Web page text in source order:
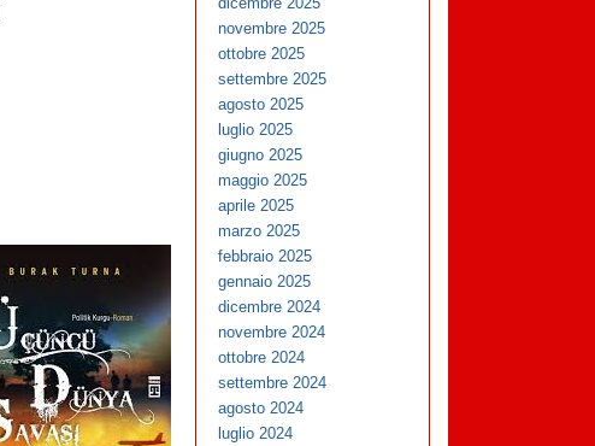
novembre 2025
ottobre 2025
settembre 2025
agosto 2025
luglio 2025
giugno 2025
maggio 2025
aprile 2025
marzo 2025
febbraio 2025
gennaio 2025
dicembre 2024
novembre 2024
ottobre 2024
settembre 2024
agosto 2024
luglio 2024